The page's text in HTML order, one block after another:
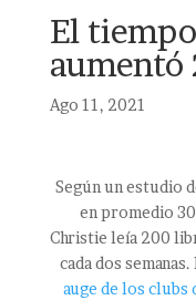
El
aumentó
Ago 11, 2021
Según un estudio
en promedio
Christie leía 200
cada dos
auge de los clubs